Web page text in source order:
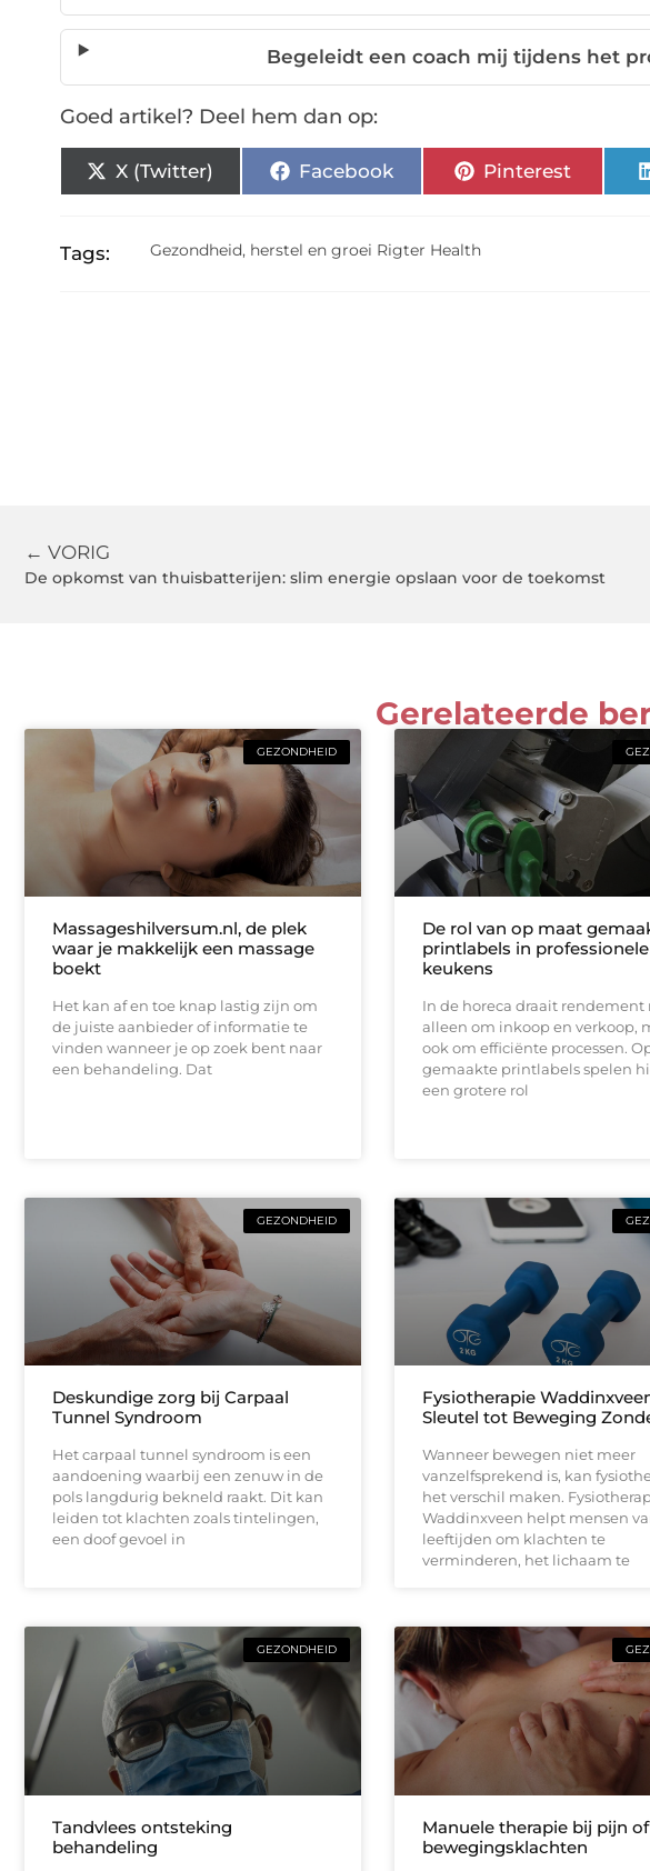
Begeleidt een coach mij tijdens het
Goed artikel? Deel hem dan op:
X (Twitter) Facebook Pinterest
Tags: Gezondheid, herstel en groei Rigter Health
← VORIG
De opkomst van thuisbatterijen: slim energie opslaan voor de toekomst
Gerelateerde
GEZONDHEID
Massageshilversum.nl, de plek
waar je makkelijk een massage
boekt
Het kan af en toe knap lastig zijn om
de juiste aanbieder of informatie te
vinden wanneer je op zoek bent naar
een behandeling. Dat
De rol van op maat
printlabels in professionele
keukens
In de horeca draait rendement
alleen om inkoop en verkoop,
ook om efficiënte processen.
gemaakte printlabels spelen
een grotere rol
GEZONDHEID
Deskundige zorg bij Carpaal
Tunnel Syndroom
Het carpaal tunnel syndroom is een
aandoening waarbij een zenuw in de
pols langdurig bekneld raakt. Dit kan
leiden tot klachten zoals tintelingen,
een doof gevoel in
Fysiotherapie
Sleutel tot Beweging
Wanneer bewegen niet meer
vanzelfsprekend is, kan
het verschil maken.
Waddinxveen helpt mensen
leeftijden om klachten te
verminderen, het lichaam te
GEZONDHEID
Tandvlees ontsteking
behandeling
Manuele therapie bij pijn of
bewegingsklachten